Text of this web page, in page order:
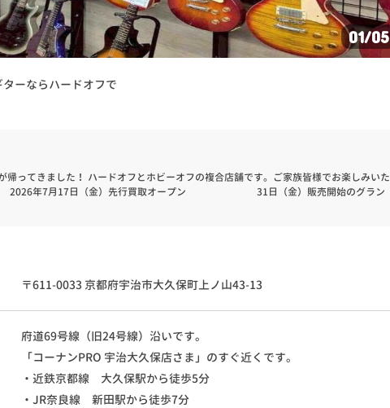
01/05
ーならハードオフで
帰ってきました！ ハードオフとホビーオフの複合店舗です。ご家族皆様でお楽しみいた
2026年7月17日（金）先行買取オープン
31日（金）販売開始のグラン
〒611-0033 京都府宇治市大久保町上ノ山43-13
府道69号線（旧24号線）沿いです。
「コーナンPRO 宇治大久保店さま」のすぐ近くです。
・近鉄京都線 大久保駅から徒歩5分
・JR奈良線 新田駅から徒歩7分